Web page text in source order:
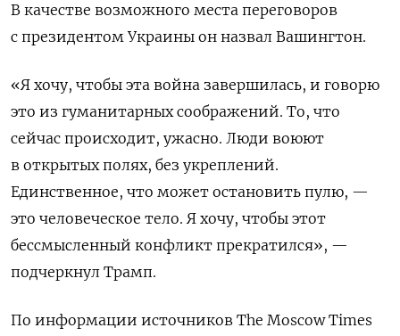
В качестве возможного места переговоров
с президентом Украины он назвал Вашингтон.
«Я хочу, чтобы эта война завершилась, и говорю
это из гуманитарных соображений. То, что
сейчас происходит, ужасно. Люди воюют
в открытых полях, без укреплений.
Единственное, что может остановить пулю, —
это человеческое тело. Я хочу, чтобы этот
бессмысленный конфликт прекратился», —
подчеркнул Трамп.
По информации источников The Moscow Times